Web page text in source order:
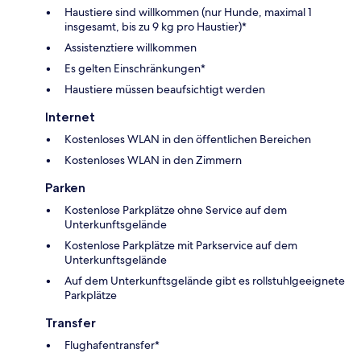
Haustiere sind willkommen (nur Hunde, maximal 1
insgesamt, bis zu 9 kg pro Haustier)*
Assistenztiere willkommen
Es gelten Einschränkungen*
Haustiere müssen beaufsichtigt werden
Internet
Kostenloses WLAN in den öffentlichen Bereichen
Kostenloses WLAN in den Zimmern
Parken
Kostenlose Parkplätze ohne Service auf dem
Unterkunftsgelände
Kostenlose Parkplätze mit Parkservice auf dem
Unterkunftsgelände
Auf dem Unterkunftsgelände gibt es rollstuhlgeeignete
Parkplätze
Transfer
Flughafentransfer*